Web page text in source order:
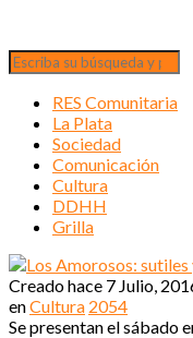
RES Comunitaria
La Plata
Sociedad
Comunicación
Cultura
DDHH
Grilla
Creado hace 7 Julio,
enCultura 2054
Se presentan el sábado